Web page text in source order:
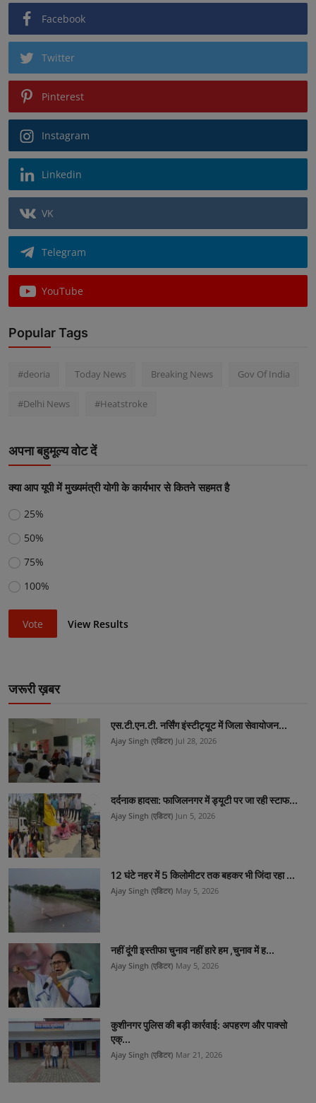
Facebook
Twitter
Pinterest
Instagram
Linkedin
VK
Telegram
YouTube
Popular Tags
#deoria Today News Breaking News Gov Of India
#Delhi News #Heatstroke
अपना बहुमूल्य वोट दें
क्या आप यूपी में मुख्यमंत्री योगी के कार्यभार से कितने सहमत है
25%
50%
75%
100%
Vote View Results
जरूरी ख़बर
एस.टी.एन.टी. नर्सिंग इंस्टीट्यूट में जिला सेवायोजन...
Ajay Singh (एडिटर) Jul 28, 2026
दर्दनाक हादसा: फाजिलनगर में ड्यूटी पर जा रही स्टाफ...
Ajay Singh (एडिटर) Jun 5, 2026
12 घंटे नहर में 5 किलोमीटर तक बहकर भी जिंदा रहा ...
Ajay Singh (एडिटर) May 5, 2026
नहीं दूंगी इस्तीफा चुनाव नहीं हारे हम ,चुनाव में ह...
Ajay Singh (एडिटर) May 5, 2026
कुशीनगर पुलिस की बड़ी कार्रवाई: अपहरण और पाक्सो
एक्...
Ajay Singh (एडिटर) Mar 21, 2026